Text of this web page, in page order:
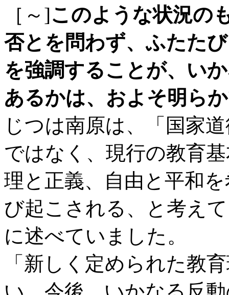
［～]このような状況の
否とを問わず、ふたた
を強調することが、い
あるかは、およそ明ら
じつは南原は、「国家
ではなく、現行の教育
理と正義、自由と平和
び起こされる、と考え
に述べていました。
「新しく定められた教